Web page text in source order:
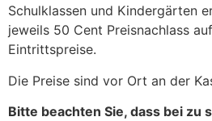
Schulklassen und Kindergärten
jeweils 50 Cent Preisnachlass
Eintrittspreise.
Die Preise sind vor Ort an der
Bitte beachten Sie, dass bei zu